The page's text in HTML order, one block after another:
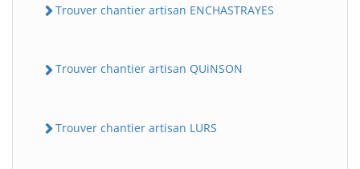
Trouver chantier artisan ENCHASTRAYES
Trouver chantier artisan QUiNSON
Trouver chantier artisan LURS